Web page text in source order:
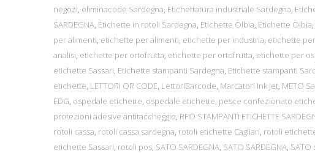
negozi eliminacode Sardegna Etichettatura industriale Sardegna
SARDEGNA Etichette in rotoli Sardegna Etichette Olbia Etichette Olbia
per alimenti etichette per alimenti etichette per industria etichette
analisi etichette per ortofrutta etichette per ortofrutta etichette per
etichette Sassari Etichette stampanti Sardegna Etichette stampanti
etichette LETTORI QR CODE LettoriBarcode Marcatori Ink Jet METO
EDG ospedale etichette ospedale etichette pesce confezionato
protezioni adesive antitaccheggio RFID STAMPANTI ETICHETTE
rotoli cassa rotoli cassa sardegna rotoli etichette Cagliari rotoli
etichette Sassari rotoli pos SATO SARDEGNA SATO SARDEGNA SATO